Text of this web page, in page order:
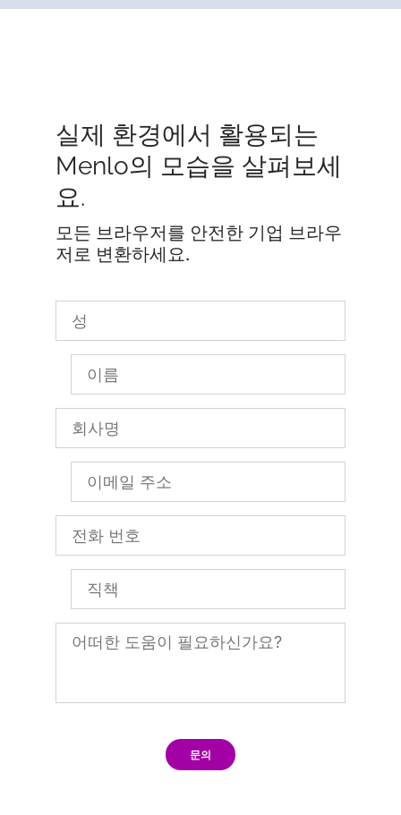
실제 환경에서 활용되는
Menlo의 모습을 살펴보세
요.
모든 브라우저를 안전한 기업 브라우
저로 변환하세요.
문의